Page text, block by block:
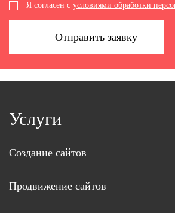
Я согласен с условиями обработки
Отправить заявку
Услуги
Создание сайтов
Продвижение сайтов